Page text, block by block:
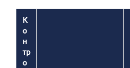
К
о
н
тр
о